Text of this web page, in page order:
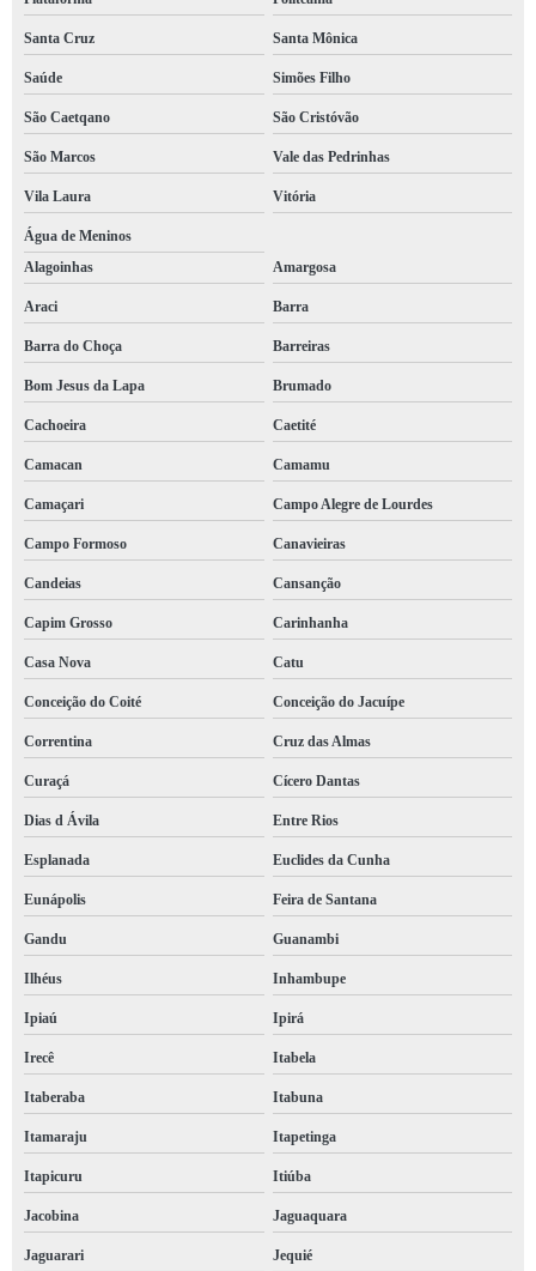
Santa Cruz Santa Mônica
Saúde Simões Filho
São Caetqano São Cristóvão
São Marcos Vale das Pedrinhas
Vila Laura Vitória
Água de Meninos
Alagoinhas
Amargosa
Araci Barra
Barra do Choça Barreiras
Bom Jesus da Lapa Brumado
Cachoeira Caetité
Camacan Camamu
Camaçari Campo Alegre de Lourdes
Campo Formoso Canavieiras
Candeias Cansanção
Capim Grosso Carinhanha
Casa Nova Catu
Conceição do Coité Conceição do Jacuípe
Correntina Cruz das Almas
Curaçá Cícero Dantas
Dias d Ávila Entre Rios
Esplanada Euclides da Cunha
Eunápolis Feira de Santana
Gandu Guanambi
Ilhéus Inhambupe
Ipiaú Ipirá
Irecê Itabela
Itaberaba Itabuna
Itamaraju Itapetinga
Itapicuru Itiúba
Jacobina Jaguaquara
Jaguarari Jequié